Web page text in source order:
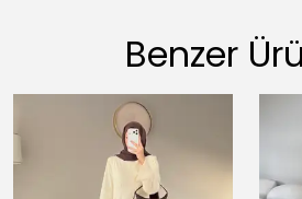
Benzer